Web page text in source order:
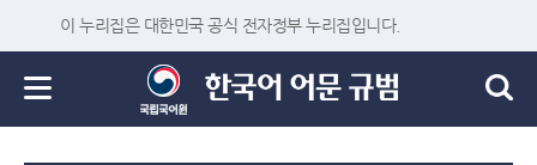
이 누리집은 대한민국 공식 전자정부 누리집입니다.